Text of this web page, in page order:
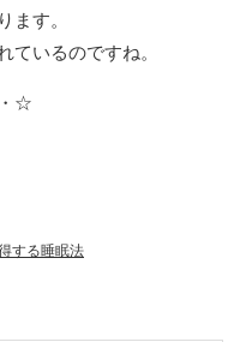
ます。
ているのですね。
☆
する睡眠法